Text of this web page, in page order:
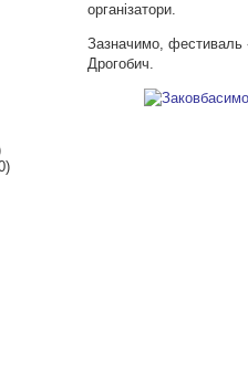
організатори.
Зазначимо, фестиваль
Дрогобич.